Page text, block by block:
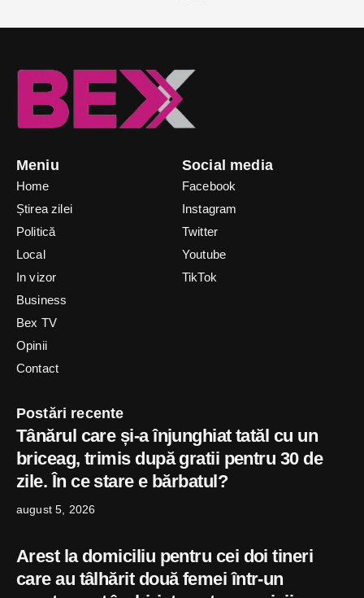
Meniu
Home
Știrea zilei
Politică
Local
In vizor
Business
Bex TV
Opinii
Contact
Social media
Facebook
Instagram
Twitter
Youtube
TikTok
Postări recente
Tânărul care și-a înjunghiat tatăl cu un
briceag, trimis după gratii pentru 30 de
zile. În ce stare e bărbatul?
august 5, 2026
Arest la domiciliu pentru cei doi tineri
care au tâlhărit două femei într-un